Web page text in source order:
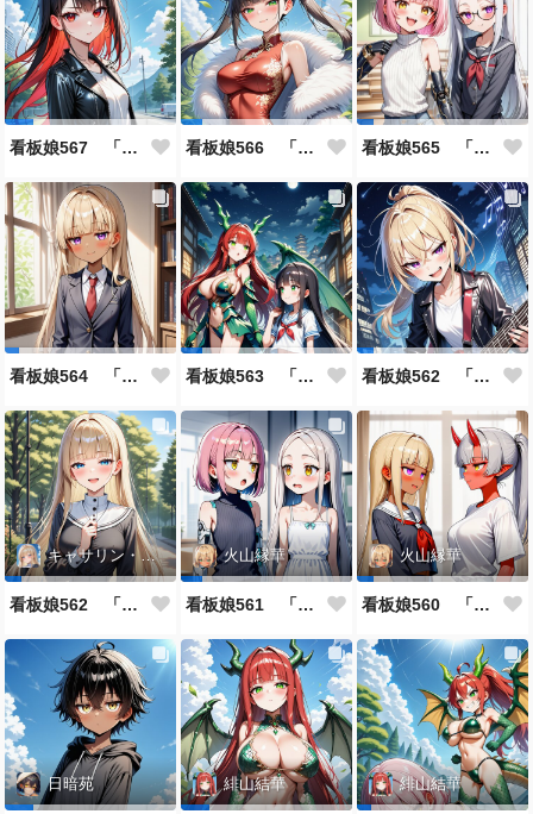
看板娘567 「雪村恋のよもやま話」 看板娘566 「ナンシー・ツァオのよもやま話」 看板娘565 「銀一族」
看板娘564 「ジェルマ・レスポストン・八百のよもやま話」 看板娘563 「騒ぎの終わり」 看板娘562 「八木沼千絵のよもやま話」
キャサリン・アストリー
看板娘562 「キャサリン・アストリーのよもやま話」
火山縁華
看板娘561 「火山一族」
火山縁華
看板娘560 「緋山一族」
日暗苑 緋山結華 緋山結華